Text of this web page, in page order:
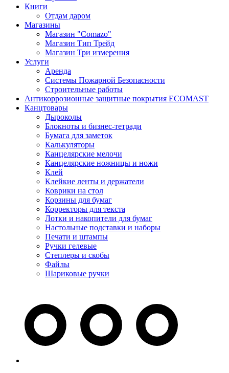
Книги
Отдам даром
Магазины
Магазин "Comazo"
Магазин Тип Трейд
Магазин Три измерения
Услуги
Аренда
Системы Пожарной Безопасности
Строительные работы
Антикоррозионные защитные покрытия ECOMAST
Канцтовары
Дыроколы
Блокноты и бизнес-тетради
Бумага для заметок
Калькуляторы
Канцелярские мелочи
Канцелярские ножницы и ножи
Клей
Клейкие ленты и держатели
Коврики на стол
Корзины для бумаг
Корректоры для текста
Лотки и накопители для бумаг
Настольные подставки и наборы
Печати и штампы
Ручки гелевые
Степлеры и скобы
Файлы
Шариковые ручки